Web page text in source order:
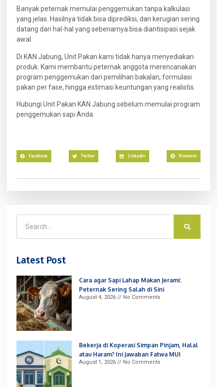
Banyak peternak memulai penggemukan tanpa kalkulasi
yang jelas. Hasilnya tidak bisa diprediksi, dan kerugian sering
datang dari hal-hal yang sebenarnya bisa diantisipasi sejak
awal.
Di KAN Jabung, Unit Pakan kami tidak hanya menyediakan
produk. Kami membantu peternak anggota merencanakan
program penggemukan dari pemilihan bakalan, formulasi
pakan per fase, hingga estimasi keuntungan yang realistis.
Hubungi Unit Pakan KAN Jabung sebelum memulai program
penggemukan sapi Anda.
Facebook Twitter LinkedIn Pinterest
Latest Post
Cara agar Sapi Lahap Makan Jerami:
Peternak Sering Salah di Sini
August 4, 2026 No Comments
Bekerja di Koperasi Simpan Pinjam, Halal
atau Haram? Ini Jawaban Fatwa MUI
August 1, 2026 No Comments